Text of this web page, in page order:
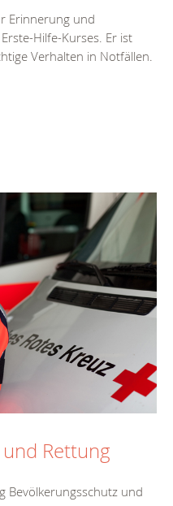
Erinnerung und
Hilfe-Kurses. Er ist
Verhalten in Notfällen.
Rettung
Bevölkerungsschutz und